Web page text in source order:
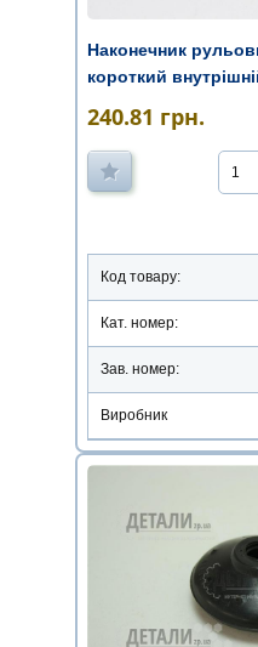
Наконечник
короткий
240.81 грн.
1
Код товару:
Кат. номер:
Зав. номер:
Виробник